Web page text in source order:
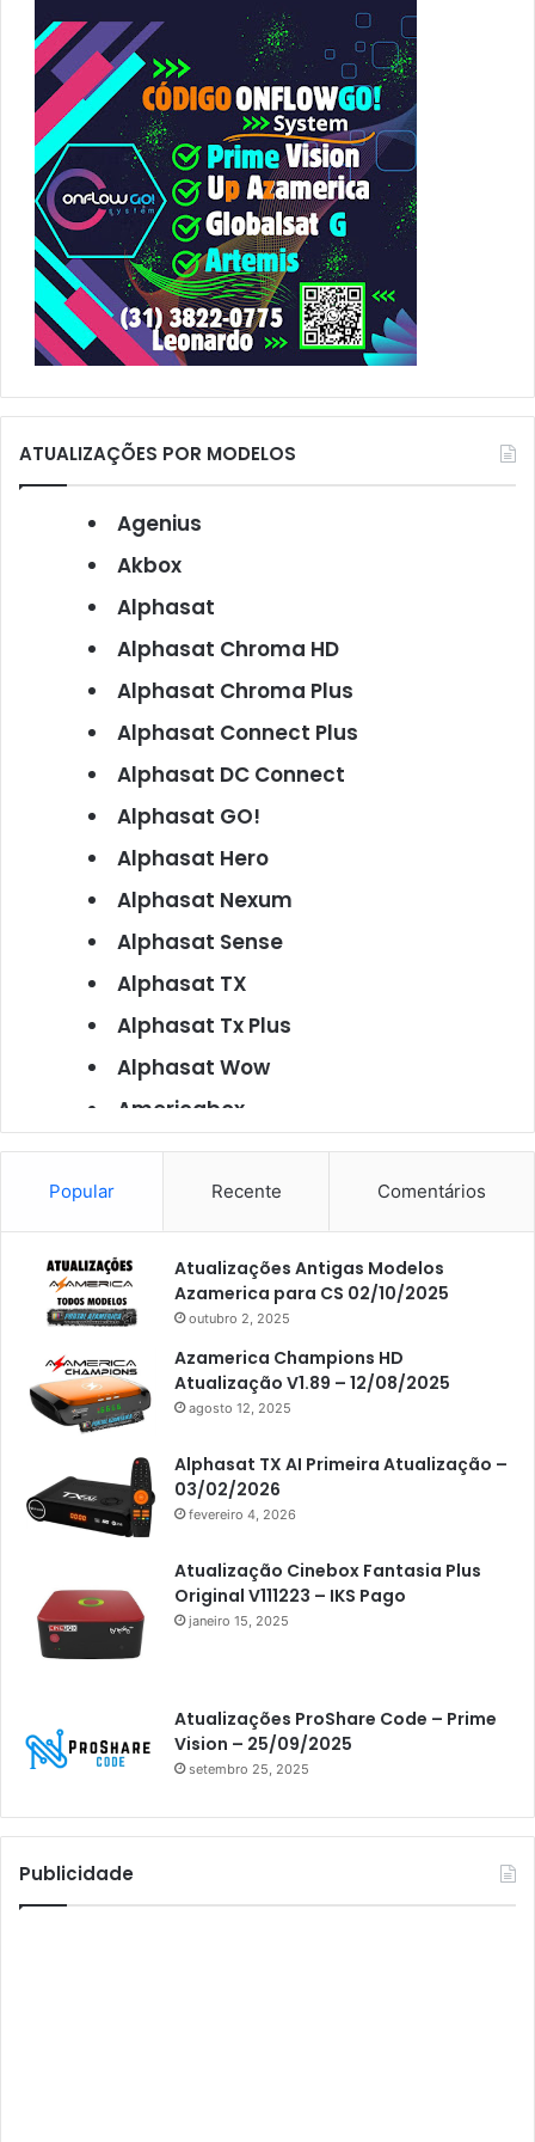
p
o
r
:
ATUALIZAÇÕES POR MODELOS
Agenius
Akbox
Alphasat
Alphasat Chroma HD
Alphasat Chroma Plus
Alphasat Connect Plus
Alphasat DC Connect
Alphasat GO!
Alphasat Hero
Alphasat Nexum
Alphasat Sense
Alphasat TX
Alphasat Tx Plus
Alphasat Wow
Americabox
Americabox S101
Americabox S105
Americabox S105 Plus
Americabox S205
Americabox S205 Plus
Americabox S305 Plus
Artcom
Athomics
Athomics Eon
Athomics i3
Athomics i3 Bold
Athomics Inspire Qi
Athomics Inspire Qi Lite
Athomics S3
Athomics T3
Atto
AttoNet
Popular Recente Comentários
Atualizações Antigas Modelos
Azamerica para CS 02/10/2025
outubro 2, 2025
Azamerica Champions HD
Atualização V1.89 – 12/08/2025
agosto 12, 2025
Alphasat TX AI Primeira Atualização –
03/02/2026
fevereiro 4, 2026
Atualização Cinebox Fantasia Plus
Original V111223 – IKS Pago
janeiro 15, 2025
Atualizações ProShare Code – Prime
Vision – 25/09/2025
setembro 25, 2025
Publicidade